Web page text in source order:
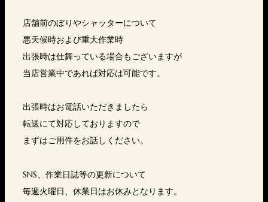
店舗前のぼりやシャッターについて
悪天候時および重大作業時
出張時は仕舞っている場合もございますが
当店営業中であれば対応は可能です。
出張時はお電話いただきましたら
転送にて対応しておりますので
まずはご用件をお話しください。
SNS、作業日誌等の更新について
毎週火曜日、休業日はお休みとなります。